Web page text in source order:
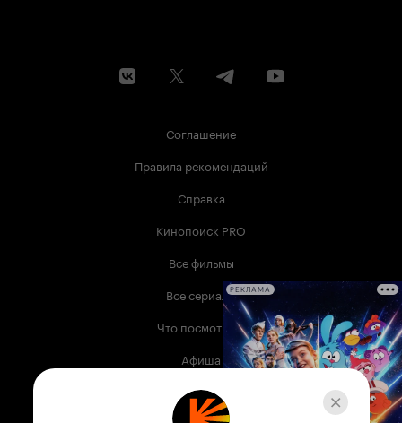
Соглашение
Правила рекомендаций
Справка
Кинопоиск PRO
Все фильмы
Все сериалы
Что посмотреть
Афиша
Музыка
РЕКЛАМА